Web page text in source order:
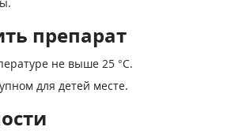
препарат
не выше 25 °С.
для детей месте.